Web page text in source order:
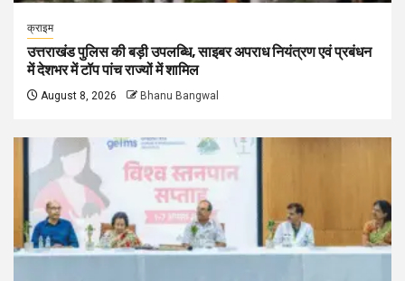
क्राइम
उत्तराखंड पुलिस की बड़ी उपलब्धि, साइबर अपराध नियंत्रण एवं प्रबंधन
में देशभर में टॉप पांच राज्यों में शामिल
August 8, 2026 Bhanu Bangwal